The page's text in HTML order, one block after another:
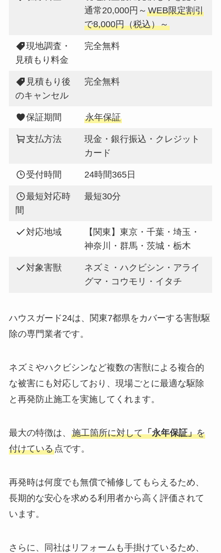
通常20,000円～WEB限定割引
で8,000円（税込）～
現地調査・
見積もり料金
完全無料
見積もり後
のキャンセル
完全無料
保証期間 永年保証
支払方法
現金・銀行振込・クレジット
カード
受付時間 24時間365日
最短対応時
間
最短30分
対応地域
【関東】東京・千葉・埼玉・
神奈川・群馬・茨城・栃木
対象害獣
ネズミ・ハクビシン・アライ
グマ・コウモリ・イタチ
ハウスガード24は、関東7都県をカバーする害獣駆
除の専門業者です。
ネズミやハクビシンなど複数の害獣による複合的
な被害にも対応しており、現場ごとに最適な駆除
と再発防止施工を実施してくれます。
最大の特徴は、 施工箇所に対して「永年保証」を
付けている点です。
再発時は何度でも無償で補修してもらえるため、
長期的な安心を求める利用者から高く評価されて
います。
さらに、同社はリフォームも手掛けているため、